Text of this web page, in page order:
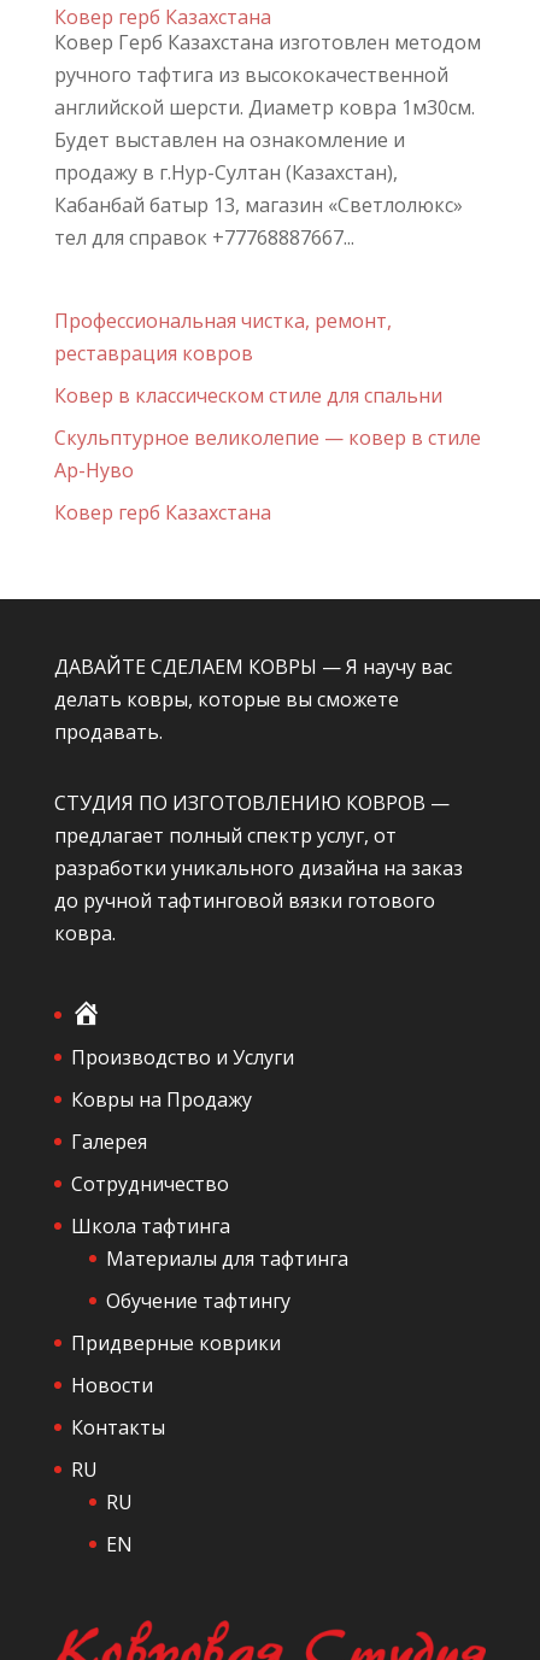
Ковер герб Казахстана
Ковер Герб Казахстана изготовлен методом
ручного тафтига из высококачественной
английской шерсти. Диаметр ковра 1м30см.
Будет выставлен на ознакомление и
продажу в г.Нур-Султан (Казахстан),
Кабанбай батыр 13, магазин «Светлолюкс»
тел для справок +77768887667...
Профессиональная чистка, ремонт,
реставрация ковров
Ковер в классическом стиле для спальни
Скульптурное великолепие — ковер в стиле
Ар-Нуво
Ковер герб Казахстана
ДАВАЙТЕ СДЕЛАЕМ КОВРЫ — Я научу вас
делать ковры, которые вы сможете
продавать.
СТУДИЯ ПО ИЗГОТОВЛЕНИЮ КОВРОВ —
предлагает полный спектр услуг, от
разработки уникального дизайна на заказ
до ручной тафтинговой вязки готового
ковра.
в
н
а
Производство и Услуги
Ковры на Продажу
Галерея
Сотрудничество
Школа тафтинга
Материалы для тафтинга
Обучение тафтингу
Придверные коврики
Новости
Контакты
RU
RU
EN